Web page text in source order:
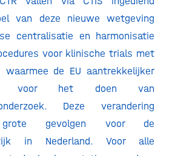
van deze nieuwe wetgeving
centralisatie en harmonisatie
voor klinische trials met
waarmee de EU aantrekkelijker
voor het doen van
Deze verandering
gevolgen voor de
in Nederland. Voor alle